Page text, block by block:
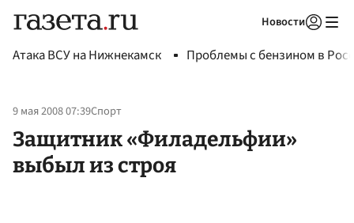
Новости
Атака ВСУ на Нижнекамск Проблемы с бензином в
9 мая 2008 07:39Спорт
Защитник «Филадельфии»
выбыл из строя